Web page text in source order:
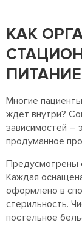
КАК
Многие
ждёт внутри?
зависимостей –
продуманное
Предусмотрены
Каждая
оформлено в
стерильность.
постельное